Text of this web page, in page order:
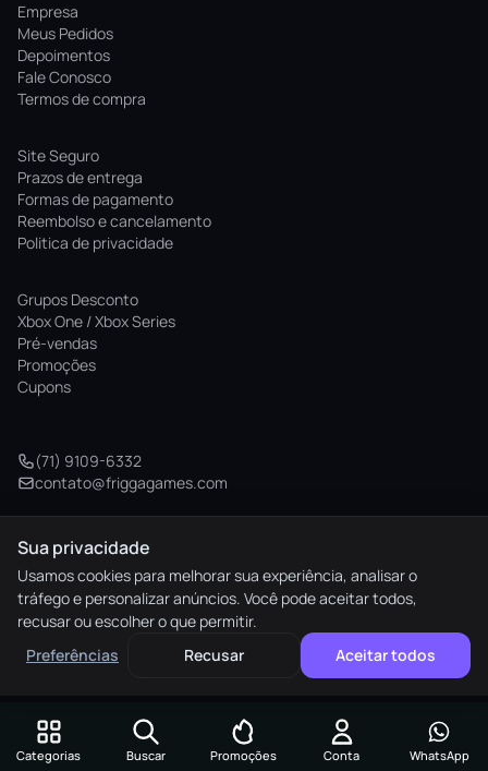
Empresa
Meus Pedidos
Depoimentos
Fale Conosco
Termos de compra
Site Seguro
Prazos de entrega
Formas de pagamento
Reembolso e cancelamento
Politica de privacidade
Grupos Desconto
Xbox One / Xbox Series
Pré-vendas
Promoções
Cupons
(71) 9109-6332
contato@friggagames.com
© 2026 Frigga Games. Todos os direitos reservados.
elo HIPER AMEX pix
Preferências de cookies
Categorias Buscar Promoções Conta WhatsApp
Sua privacidade
Usamos cookies para melhorar sua experiência, analisar o
tráfego e personalizar anúncios. Você pode aceitar todos,
recusar ou escolher o que permitir.
Preferências
Recusar Aceitar todos